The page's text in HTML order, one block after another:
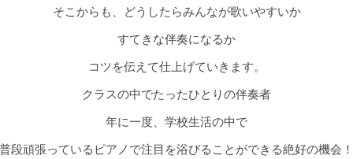
そこからも、どうしたらみんなが歌いやすいか
すてきな伴奏になるか
コツを伝えて仕上げていきます。
クラスの中でたったひとりの伴奏者
年に一度、学校生活の中で
普段頑張っているピアノで注目を浴びることができる絶好の機会！